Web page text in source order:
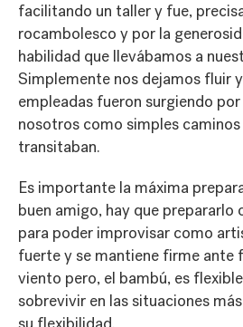
facilitando un taller y fue,
rocambolesco y por la
habilidad que llevábamos a
Simplemente nos dejamos fluir
empleadas fueron surgiendo
nosotros como simples
transitaban.
Es importante la máxima
buen amigo, hay que
para poder improvisar como
fuerte y se mantiene firme ante
viento pero, el bambú, es
sobrevivir en las situaciones